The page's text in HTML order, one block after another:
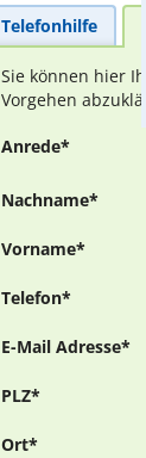
Telefonhilfe
Sie können hier
Vorgehen
Anrede*
Nachname*
Vorname*
Telefon*
E-Mail Adresse*
PLZ*
Ort*